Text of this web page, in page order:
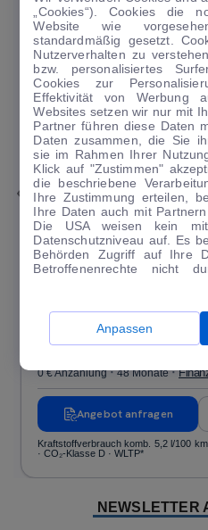
1| 18
Opel Frontera
1.2 GS / 7-Sitze / Navi / Kamera
60 km·02/2026··Benzin· Automatik
226€ UVP-Rate
/mtl.
0 € Anzahlung·48 Monate·
Angebot anfragen
Kraftstoffverbrauch komb. 5,2 l/100
· CO₂-Klasse D · WLTP*
NEWSLETTER
„Cookies“). Cookies die
Website wie
standardmäßig gesetzt.
Nutzerverhalten zu
bzw. personalisiertes
Cookies zur
Effektivität von Werbung
Websites setzen wir nur mit
Partner führen diese Daten
Daten zusammen, die Sie
sie im Rahmen Ihrer
Klick auf "Zustimmen"
die beschriebene
Ihre Zustimmung erteilen,
Ihre Daten auch mit
Die USA weisen kein
Datenschutzniveau auf. Es
Behörden Zugriff auf Ihre
Betroffenenrechte nicht
anpassen. Dies ist auch
Cookie-Richtliniemöglich.
Sie in unsererAnpassen